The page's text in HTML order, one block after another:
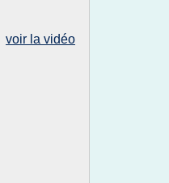
voir la vidéo